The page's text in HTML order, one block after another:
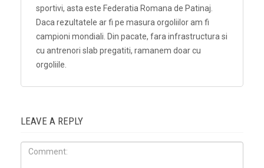
sportivi, asta este Federatia Romana de Patinaj.
Daca rezultatele ar fi pe masura orgoliilor am fi
campioni mondiali. Din pacate, fara infrastructura si
cu antrenori slab pregatiti, ramanem doar cu
orgoliile.
LEAVE A REPLY